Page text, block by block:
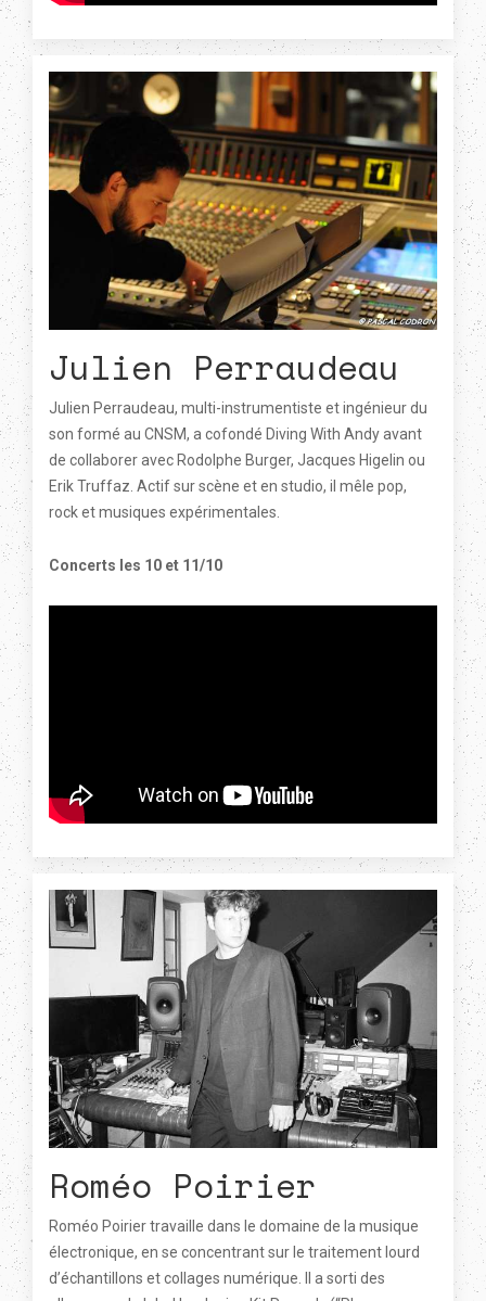
Julien Perraudeau
Julien Perraudeau, multi-instrumentiste et ingénieur du
son formé au CNSM, a cofondé Diving With Andy avant
de collaborer avec Rodolphe Burger, Jacques Higelin ou
Erik Truffaz. Actif sur scène et en studio, il mêle pop,
rock et musiques expérimentales.
Concerts les 10 et 11/10
Roméo Poirier
Roméo Poirier travaille dans le domaine de la musique
électronique, en se concentrant sur le traitement lourd
d’échantillons et collages numérique. Il a sorti des